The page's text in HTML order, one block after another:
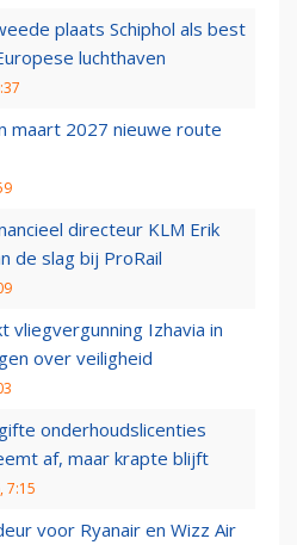
plaats Schiphol als best
luchthaven
maart 2027 nieuwe route
directeur KLM Erik
de slag bij ProRail
vliegvergunning Izhavia in
over veiligheid
onderhoudslicenties
af, maar krapte blijft
7:15
voor Ryanair en Wizz Air